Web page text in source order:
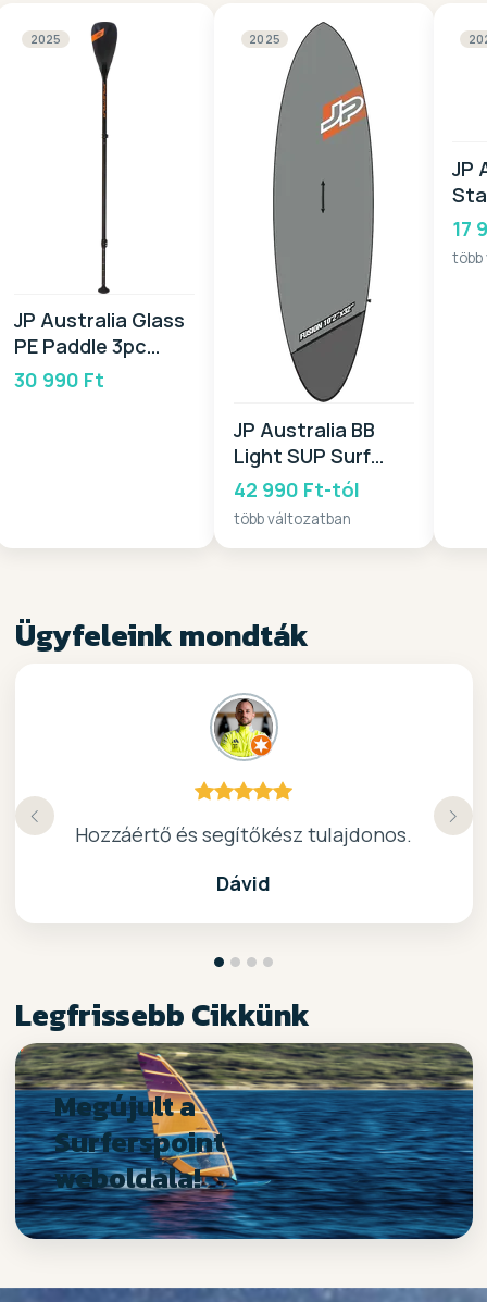
2025
JP Australia Glass
PE Paddle 3pc
2025
30 990 Ft
2025
JP Australia BB
Light SUP Surf
Wide 2025
42 990 Ft-tól
több változatban
JP
17
Ügyfeleink mondták
Hozzáértő és segítőkész tulajdonos.
Dávid
kiváló surf-ös bolt .. ajánlom!
Nagyon kedves elado, jo kis bolt :)
Köszönöm a gyors, barátságos kiszolgálast.
Legfrissebb Cikkünk
Megújult a
Surferspoint
weboldala!